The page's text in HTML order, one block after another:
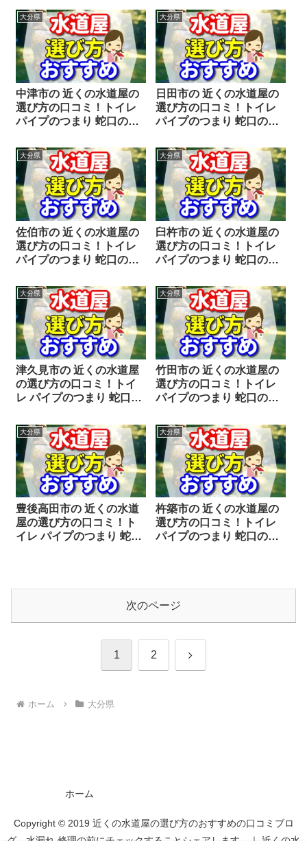
ェックすることをシェア
します。
ェックすることをシェア
します。
大分県
中津市の 近くの水道屋の
選び方の口コミ！トイレ
パイプのつまり 蛇口の水
ェックすることをシェア
します。
大分県
日田市の 近くの水道屋の
選び方の口コミ！トイレ
パイプのつまり 蛇口の水
ェックすることをシェア
します。
大分県
佐伯市の 近くの水道屋の
選び方の口コミ！トイレ
パイプのつまり 蛇口の水
ェックすることをシェア
します。
大分県
臼杵市の 近くの水道屋の
選び方の口コミ！トイレ
パイプのつまり 蛇口の水
ェックすることをシェア
します。
大分県
津久見市の 近くの水道屋
の選び方の口コミ！トイ
レ パイプのつまり 蛇口の
チェックすることをシェ
アします。
大分県
竹田市の 近くの水道屋の
選び方の口コミ！トイレ
パイプのつまり 蛇口の水
ェックすることをシェア
します。
大分県
豊後高田市の 近くの水道
屋の選び方の口コミ！ト
イレ パイプのつまり 蛇口
大分県
杵築市の 近くの水道屋の
選び方の口コミ！トイレ
パイプのつまり 蛇口の水
次のページ
1 2 次
ホーム 大分県
ホーム
Copyright © 2019 近くの水道屋の選び方のおすすめの口コミブロ